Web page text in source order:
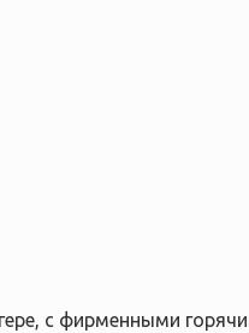
с фирменными